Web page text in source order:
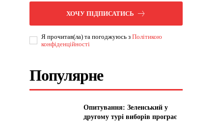
ХОЧУ ПІДПИСАТИСЬ
Я прочитав(ла) та погоджуюсь зПолітикою
конфіденційності
Популярне
Опитування: Зеленський у
другому турі виборів програє